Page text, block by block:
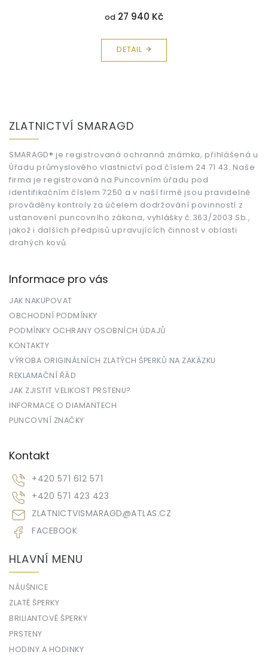
od 27 940 Kč
DETAIL
ZLATNICTVÍ SMARAGD
SMARAGD® je registrovaná ochranná známka, přihlášená u
Úřadu průmyslového vlastnictví pod číslem 24 71 43. Naše
firma je registrovaná na Puncovním úřadu pod
identifikačním číslem 7250 a v naší firmě jsou pravidelně
prováděny kontroly za účelem dodržování povinností z
ustanovení puncovního zákona, vyhlášky č.363/2003 Sb.,
jakož i dalších předpisů upravujících činnost v oblasti
drahých kovů.
Informace pro vás
JAK NAKUPOVAT
OBCHODNÍ PODMÍNKY
PODMÍNKY OCHRANY OSOBNÍCH ÚDAJŮ
KONTAKTY
VÝROBA ORIGINÁLNÍCH ZLATÝCH ŠPERKŮ NA ZAKÁZKU
REKLAMAČNÍ ŘÁD
JAK ZJISTIT VELIKOST PRSTENU?
INFORMACE O DIAMANTECH
PUNCOVNÍ ZNAČKY
Kontakt
ZLATNICTVISMARAGD@ATLAS.CZ
+420 571 612 571
+420 571 423 423
FACEBOOK
HLAVNÍ MENU
NÁUŠNICE
ZLATÉ ŠPERKY
BRILIANTOVÉ ŠPERKY
PRSTENY
HODINY A HODINKY